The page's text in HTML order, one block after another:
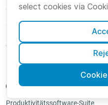
Stundensatzrechner
Überstundenrechner
Arbeitskostenrechner
Produktivitätssoftware-Suite
select cookies via